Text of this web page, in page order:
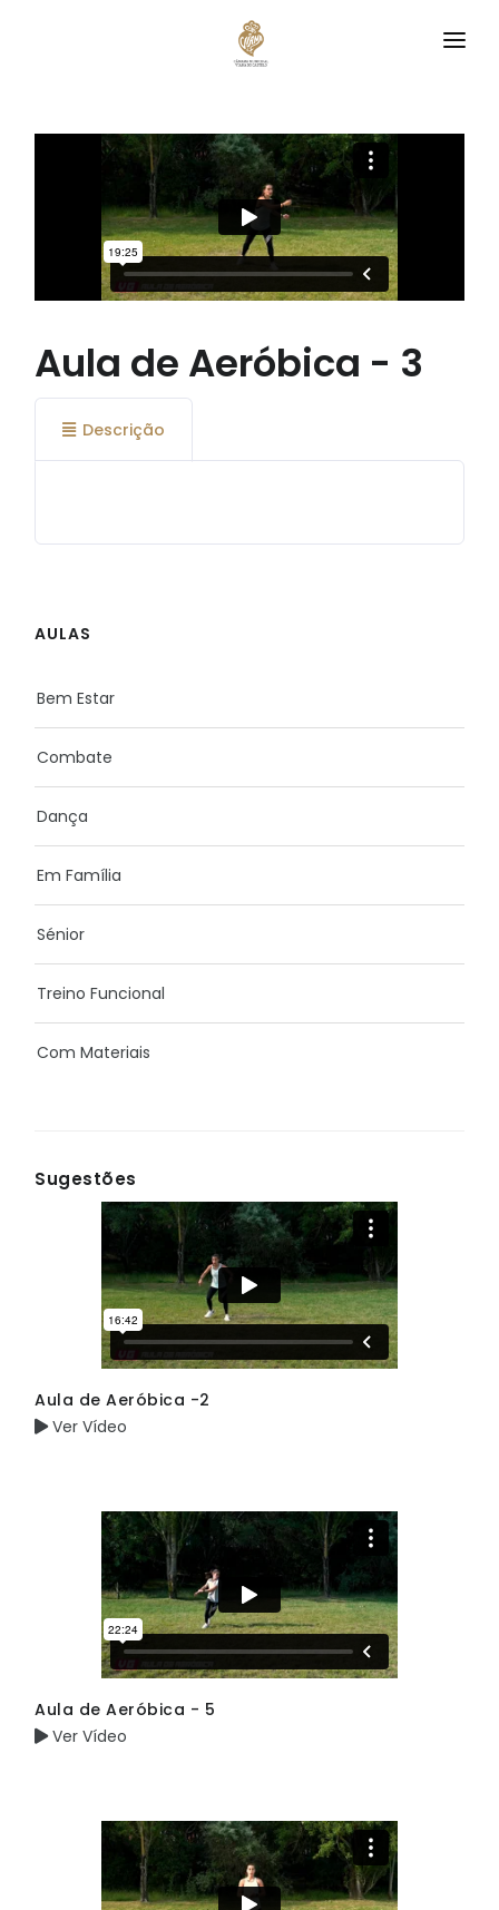
DESCOBRE
EQUIPAMENTOS
TREINA CONNOSCO
AGENDA
Aula de Aeróbica - 3
Descrição
AULAS
Bem Estar
Combate
Dança
Em Família
Sénior
Treino Funcional
Com Materiais
Sugestões
Aula de Aeróbica -2
Ver Vídeo
Aula de Aeróbica - 5
Ver Vídeo